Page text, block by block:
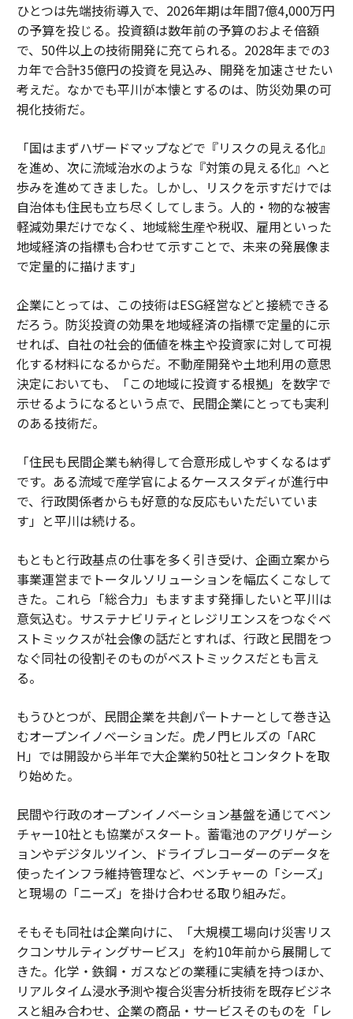
ひとつは先端技術導入で、2026年期は年間7億4,000万円
の予算を投じる。投資額は数年前の予算のおよそ倍額
で、50件以上の技術開発に充てられる。2028年までの3
カ年で合計35億円の投資を見込み、開発を加速させたい
考えだ。なかでも平川が本懐とするのは、防災効果の可
視化技術だ。
「国はまずハザードマップなどで『リスクの見える化』
を進め、次に流域治水のような『対策の見える化』へと
歩みを進めてきました。しかし、リスクを示すだけでは
自治体も住民も立ち尽くしてしまう。人的・物的な被害
軽減効果だけでなく、地域総生産や税収、雇用といった
地域経済の指標も合わせて示すことで、未来の発展像ま
で定量的に描けます」
企業にとっては、この技術はESG経営などと接続できる
だろう。防災投資の効果を地域経済の指標で定量的に示
せれば、自社の社会的価値を株主や投資家に対して可視
化する材料になるからだ。不動産開発や土地利用の意思
決定においても、「この地域に投資する根拠」を数字で
示せるようになるという点で、民間企業にとっても実利
のある技術だ。
「住民も民間企業も納得して合意形成しやすくなるはず
です。ある流域で産学官によるケーススタディが進行中
で、行政関係者からも好意的な反応もいただいていま
す」と平川は続ける。
もともと行政基点の仕事を多く引き受け、企画立案から
事業運営までトータルソリューションを幅広くこなして
きた。これら「総合力」もますます発揮したいと平川は
意気込む。サステナビリティとレジリエンスをつなぐベ
ストミックスが社会像の話だとすれば、行政と民間をつ
なぐ同社の役割そのものがベストミックスだとも言え
る。
もうひとつが、民間企業を共創パートナーとして巻き込
むオープンイノベーションだ。虎ノ門ヒルズの「ARC
H」では開設から半年で大企業約50社とコンタクトを取
り始めた。
民間や行政のオープンイノベーション基盤を通じてベン
チャー10社とも協業がスタート。蓄電池のアグリゲーシ
ョンやデジタルツイン、ドライブレコーダーのデータを
使ったインフラ維持管理など、ベンチャーの「シーズ」
と現場の「ニーズ」を掛け合わせる取り組みだ。
そもそも同社は企業向けに、「大規模工場向け災害リス
クコンサルティングサービス」を約10年前から展開して
きた。化学・鉄鋼・ガスなどの業種に実績を持つほか、
リアルタイム浸水予測や複合災害分析技術を既存ビジネ
スと組み合わせ、企業の商品・サービスそのものを「レ